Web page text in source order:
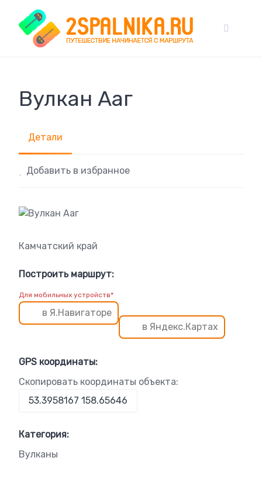
content
Вулкан Ааг
Детали
Добавить в избранное
Камчатский край
Построить маршрут:
Для мобильных устройств*
в Я.Навигаторе
в Яндекс.Картах
GPS координаты:
Скопировать координаты объекта:
Категория:
Вулканы